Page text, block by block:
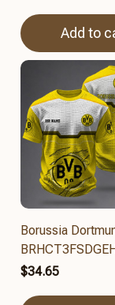
Add to
Borussia
$34.65